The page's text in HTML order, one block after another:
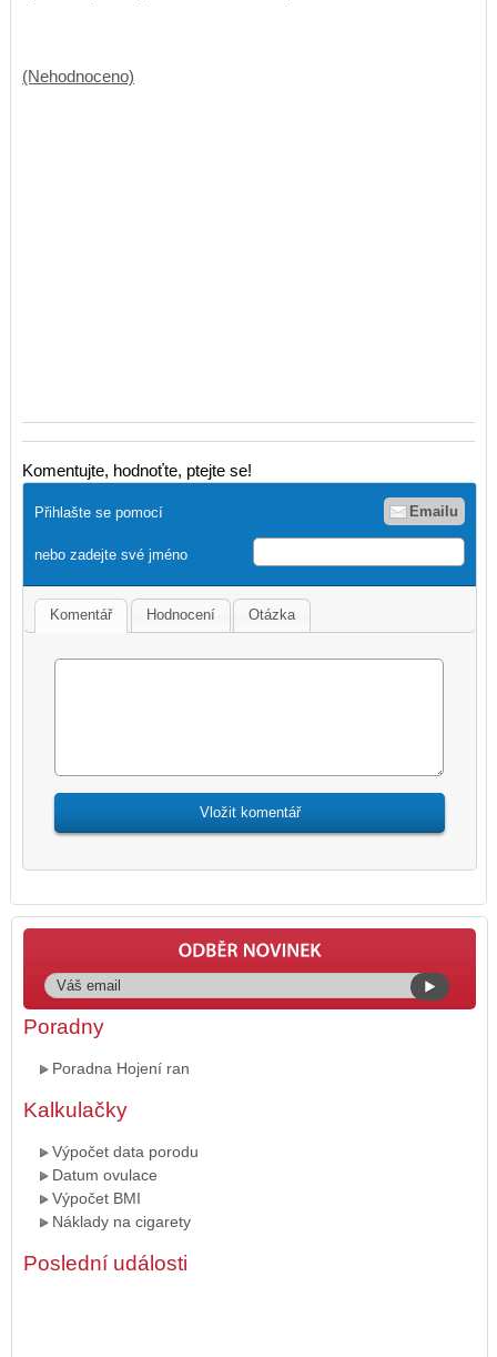
(Nehodnoceno)
Komentujte, hodnoťte, ptejte se!
Přihlašte se pomocí Emailu
nebo zadejte své jméno
Komentář Hodnocení Otázka
Poradny
Poradna Hojení ran
Kalkulačky
Výpočet data porodu
Datum ovulace
Výpočet BMI
Náklady na cigarety
Poslední události